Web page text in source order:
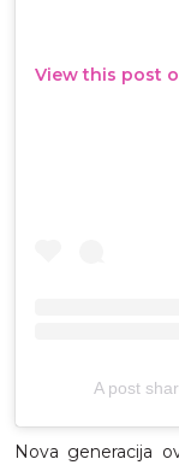
View this post
A post
Nova generacija